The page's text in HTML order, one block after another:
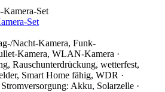
Set
Nacht-Kamera, Funk-
Kamera, WLAN-Kamera ·
Rauschunterdrückung, wetterfest,
Smart Home fähig, WDR ·
Akku, Solarzelle ·